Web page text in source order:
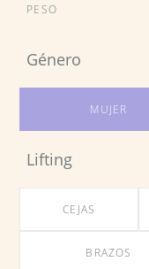
PESO
Género
MUJER
Lifting
CEJAS
BRAZOS